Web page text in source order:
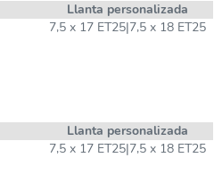
Llanta personalizada
7,5 x 17 ET25|7,5 x 18 ET25
Llanta personalizada
7,5 x 17 ET25|7,5 x 18 ET25